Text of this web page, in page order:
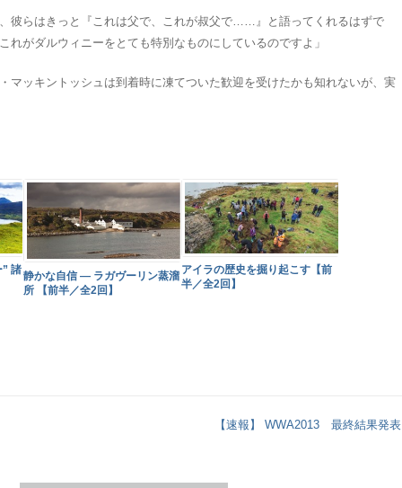
彼らはきっと『これは父で、これが叔父で……』と語ってくれるはずで
これがダルウィニーをとても特別なものにしているのですよ」
マッキントッシュは到着時に凍てついた歓迎を受けたかも知れないが、実
諸静かな自信 ― ラガヴーリン蒸溜
所 【前半／全2回】
アイラの歴史を掘り起こす【前
半／全2回】
【速報】 WWA2013 最終結果発表